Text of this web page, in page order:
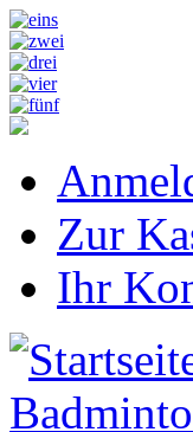
Zur
Ihr